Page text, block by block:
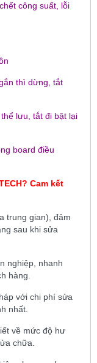
công suất, lỗi
thì dừng, tắt
lưu, tắt đi bật lại
board điều
? Cam kết
trung gian), đảm
sau khi sửa
nghiệp, nhanh
hàng.
với chi phí sửa
nhất.
về mức độ hư
chữa.